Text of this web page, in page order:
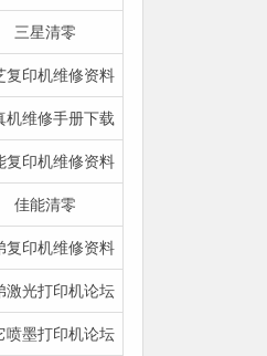
三星清零
复印机维修资料
料
机维修手册下载
复印机维修资料
佳能清零
复印机维修资料
激光打印机论坛
喷墨打印机论坛